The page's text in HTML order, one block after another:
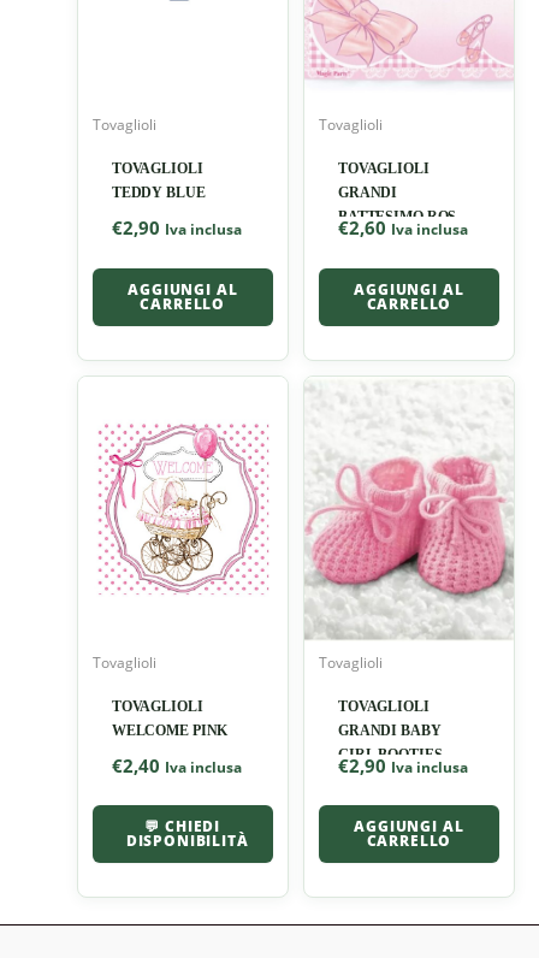
Tovaglioli
TOVAGLIOLI
TEDDY BLUE
€2,90 Iva inclusa
AGGIUNGI AL
CARRELLO
Tovaglioli
TOVAGLIOLI
GRANDI
BATTESIMO ROSA
FIOCCO
€2,60 Iva inclusa
AGGIUNGI AL
CARRELLO
Tovaglioli
TOVAGLIOLI
WELCOME PINK
€2,40 Iva inclusa
💬 CHIEDI
DISPONIBILITÀ
Tovaglioli
TOVAGLIOLI
GRANDI BABY
GIRL BOOTIES
€2,90 Iva inclusa
AGGIUNGI AL
CARRELLO